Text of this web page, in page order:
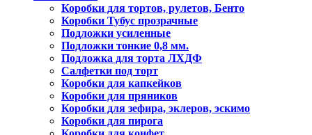
Коробки для тортов, рулетов, Бенто
Коробки Тубус прозрачные
Подложки усиленные
Подложки тонкие 0,8 мм.
Подложка для торта ЛХДФ
Салфетки под торт
Коробки для капкейков
Коробки для пряников
Коробки для зефира, эклеров, эскимо
Коробки для пирога